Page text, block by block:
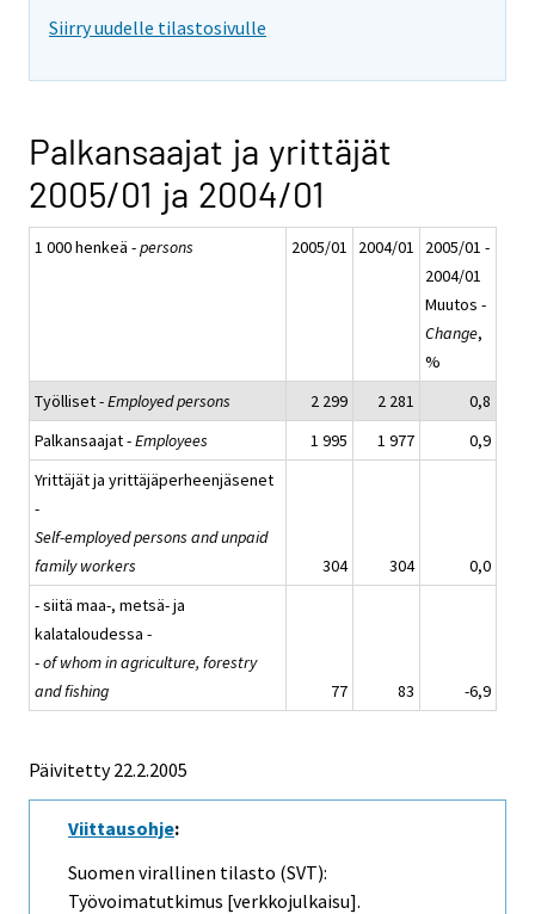
Siirry uudelle tilastosivulle
Palkansaajat ja yrittäjät
2005/01 ja 2004/01
1 000 henkeä -persons 2005/01 2004/01
2005/01 -
2004/01
Muutos -
Change,
%
Työlliset -Employed persons 2 299 2 281
0,8
Palkansaajat -Employees 1 995 1 977
0,9
Yrittäjät ja yrittäjäperheenjäsenet
-
Self-employed persons and unpaid
family workers
304 304
0,0
- siitä maa-, metsä- ja
kalataloudessa -
-of whom in agriculture, forestry
and fishing
77 83 -6,9
Päivitetty22.2.2005
Viittausohje:
Suomen virallinen tilasto (SVT):
Työvoimatutkimus [verkkojulkaisu].